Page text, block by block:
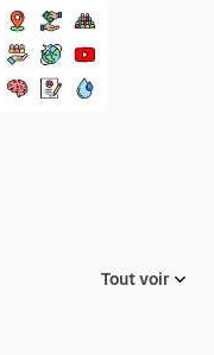
Tout voir